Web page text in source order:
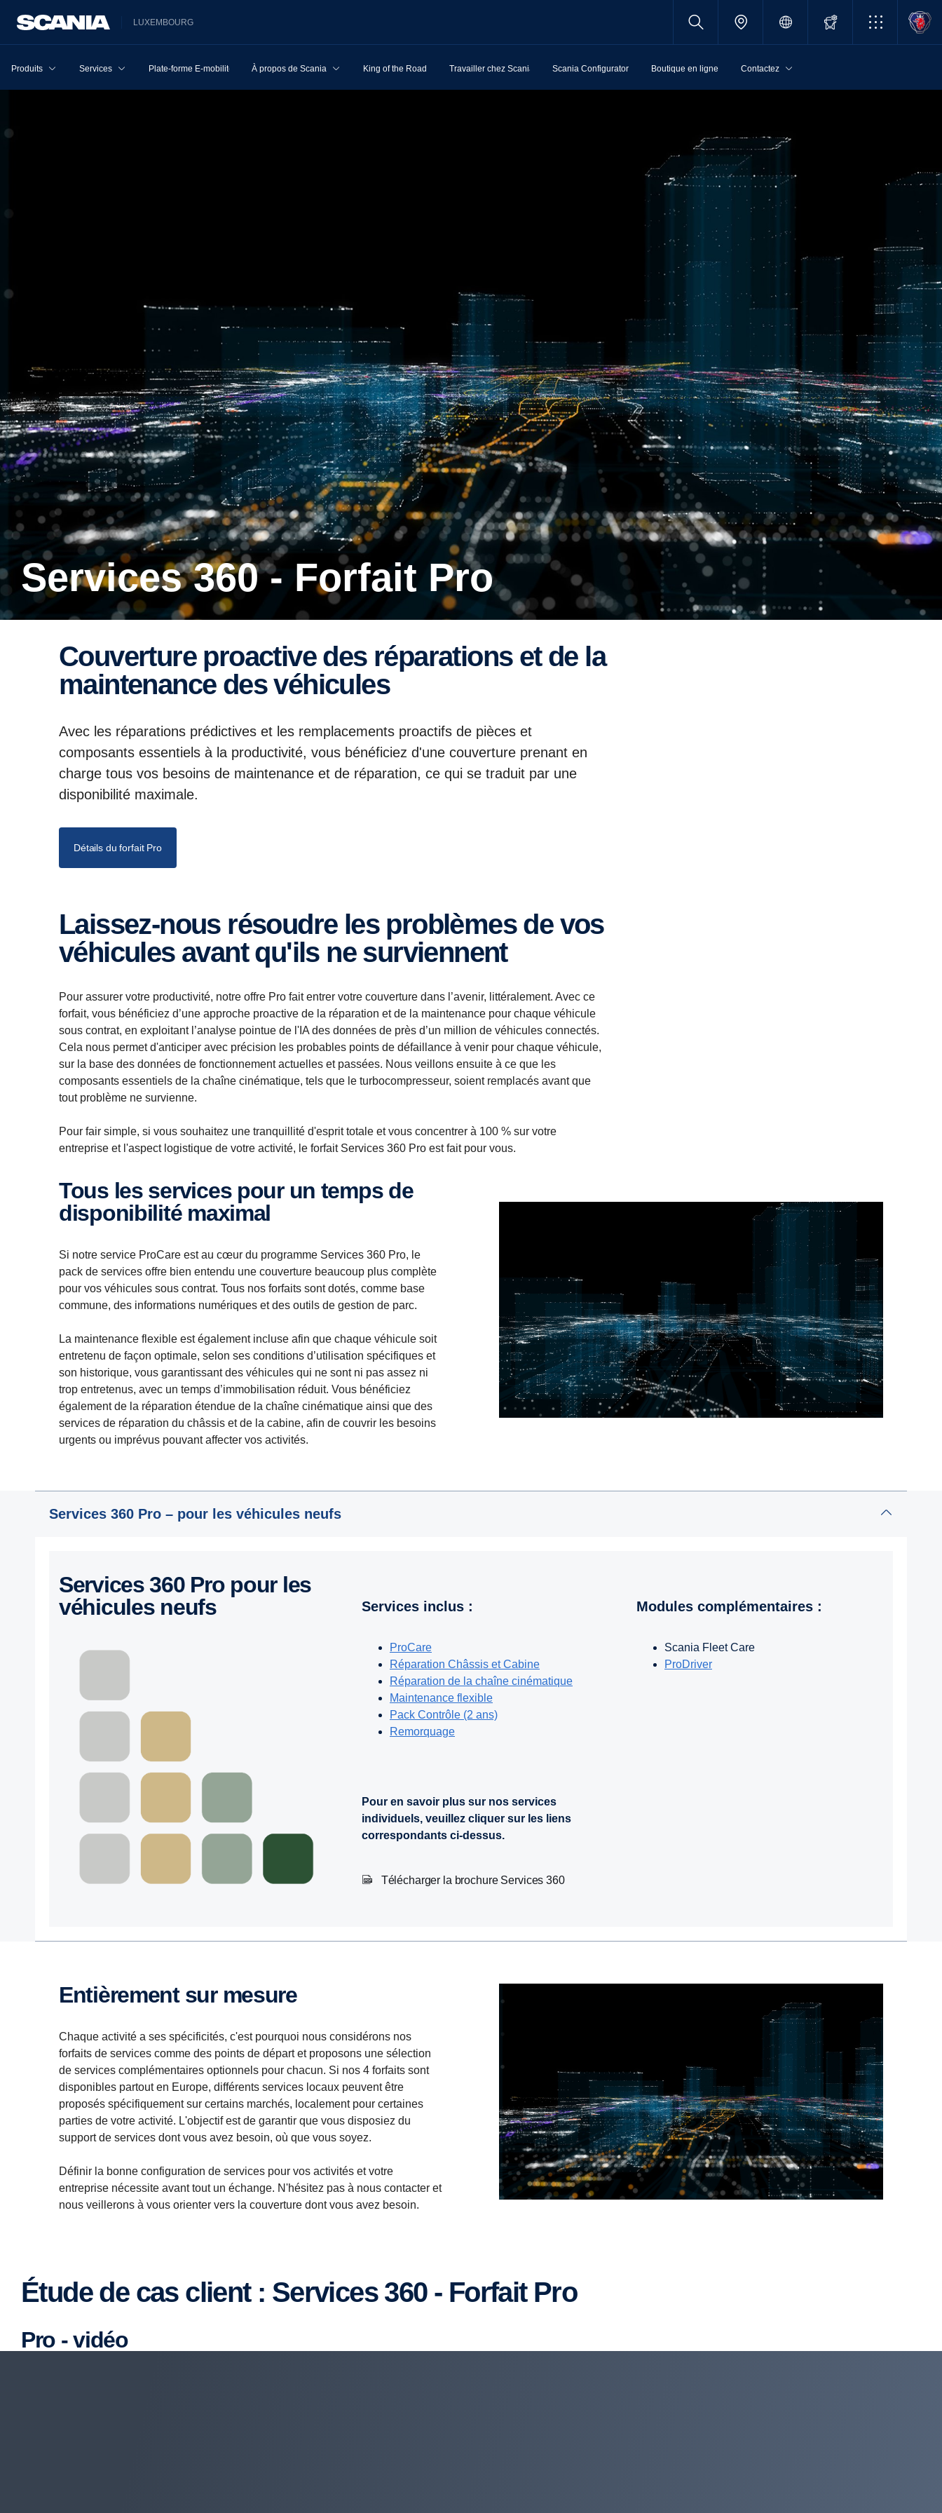
LUXEMBOURG
Produits Services Plate-forme E-mobilité À propos de Scania King of the Road Travailler chez Scania Scania Configurator Boutique en ligne Contactez
Services 360 - Forfait Pro
Couverture proactive des réparations et de la
maintenance des véhicules
Avec les réparations prédictives et les remplacements proactifs de pièces et
composants essentiels à la productivité, vous bénéficiez d'une couverture prenant en
charge tous vos besoins de maintenance et de réparation, ce qui se traduit par une
disponibilité maximale.
Détails du forfait Pro
Laissez-nous résoudre les problèmes de vos
véhicules avant qu'ils ne surviennent
Pour assurer votre productivité, notre offre Pro fait entrer votre couverture dans l’avenir, littéralement. Avec ce
forfait, vous bénéficiez d’une approche proactive de la réparation et de la maintenance pour chaque véhicule
sous contrat, en exploitant l’analyse pointue de l'IA des données de près d’un million de véhicules connectés.
Cela nous permet d'anticiper avec précision les probables points de défaillance à venir pour chaque véhicule,
sur la base des données de fonctionnement actuelles et passées. Nous veillons ensuite à ce que les
composants essentiels de la chaîne cinématique, tels que le turbocompresseur, soient remplacés avant que
tout problème ne survienne.
Pour fair simple, si vous souhaitez une tranquillité d'esprit totale et vous concentrer à 100 % sur votre
entreprise et l'aspect logistique de votre activité, le forfait Services 360 Pro est fait pour vous.
Tous les services pour un temps de
disponibilité maximal
Si notre service ProCare est au cœur du programme Services 360 Pro, le
pack de services offre bien entendu une couverture beaucoup plus complète
pour vos véhicules sous contrat. Tous nos forfaits sont dotés, comme base
commune, des informations numériques et des outils de gestion de parc.
La maintenance flexible est également incluse afin que chaque véhicule soit
entretenu de façon optimale, selon ses conditions d’utilisation spécifiques et
son historique, vous garantissant des véhicules qui ne sont ni pas assez ni
trop entretenus, avec un temps d’immobilisation réduit. Vous bénéficiez
également de la réparation étendue de la chaîne cinématique ainsi que des
services de réparation du châssis et de la cabine, afin de couvrir les besoins
urgents ou imprévus pouvant affecter vos activités.
Services 360 Pro – pour les véhicules neufs
Services 360 Pro pour les
véhicules neufs
Services inclus :
ProCare
Réparation Châssis et Cabine
Réparation de la chaîne cinématique
Maintenance flexible
Pack Contrôle (2 ans)
Remorquage
Pour en savoir plus sur nos services
individuels, veuillez cliquer sur les liens
correspondants ci-dessus.
Télécharger la brochure Services 360
Modules complémentaires :
Scania Fleet Care
ProDriver
Entièrement sur mesure
Chaque activité a ses spécificités, c'est pourquoi nous considérons nos
forfaits de services comme des points de départ et proposons une sélection
de services complémentaires optionnels pour chacun. Si nos 4 forfaits sont
disponibles partout en Europe, différents services locaux peuvent être
proposés spécifiquement sur certains marchés, localement pour certaines
parties de votre activité. L'objectif est de garantir que vous disposiez du
support de services dont vous avez besoin, où que vous soyez.
Définir la bonne configuration de services pour vos activités et votre
entreprise nécessite avant tout un échange. N'hésitez pas à nous contacter et
nous veillerons à vous orienter vers la couverture dont vous avez besoin.
Étude de cas client : Services 360 - Forfait Pro
Pro - vidéo